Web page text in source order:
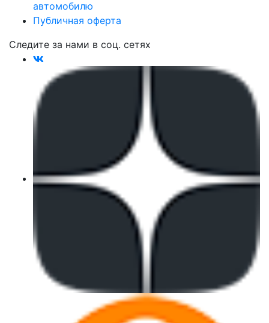
автомобилю
Публичная оферта
Следите за нами в соц. сетях